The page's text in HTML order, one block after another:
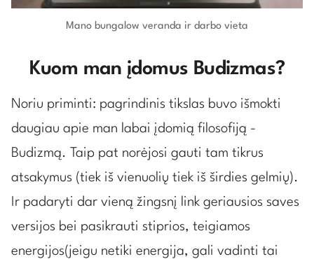
Mano bungalow veranda ir darbo vieta
Kuom man įdomus Budizmas?
Noriu priminti: pagrindinis tikslas buvo išmokti
daugiau apie man labai įdomią filosofiją -
Budizmą. Taip pat norėjosi gauti tam tikrus
atsakymus (tiek iš vienuolių tiek iš širdies gelmių).
Ir padaryti dar vieną žingsnį link geriausios saves
versijos bei pasikrauti stiprios, teigiamos
energijos(jeigu netiki energija, gali vadinti tai